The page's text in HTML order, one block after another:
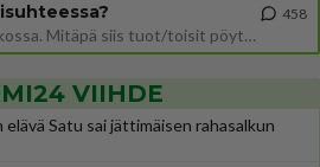
Siinäpä se kysymys on otsikossa. Mitäpä siis tuot/toisit pöytään parisuhteessa? Oletko mies vai nainen? Koetko sen mitä
458
VIIHDE
Satu sai jättimäisen rahasalkun